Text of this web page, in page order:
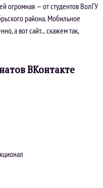
огромная — от студентов ВолГУ
района. Мобильное
а вот сайт... скажем так,
ВКонтакте